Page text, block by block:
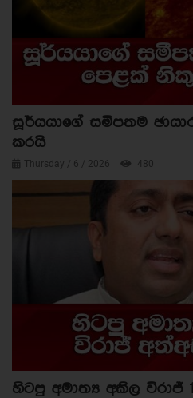
සූර්යයාගේ සමීපතම
කරයි
Thursday / 6 / 2026 480
හිටපු අමාත්‍ය අකිල විරාජ්